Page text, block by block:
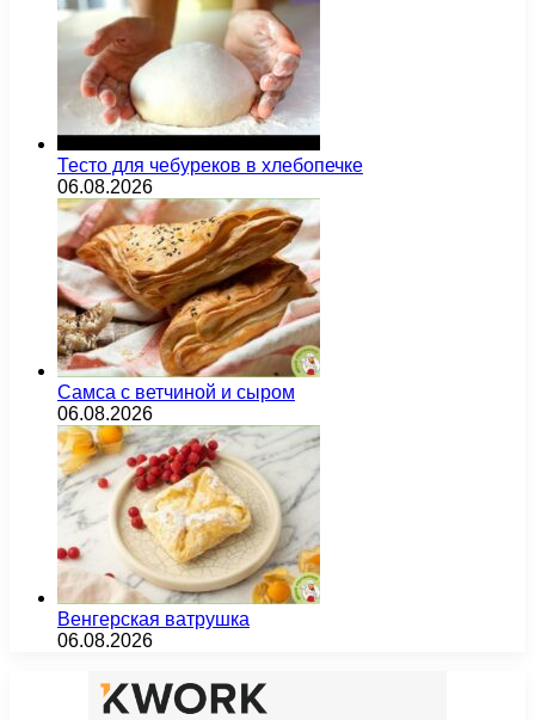
Тесто для чебуреков в хлебопечке
06.08.2026
Самса с ветчиной и сыром
06.08.2026
Венгерская ватрушка
06.08.2026